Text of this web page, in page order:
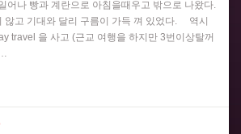
어나 빵과 계란으로 아침을때우고 밖으로 나왔다.
않고 기대와 달리 구름이 가득 껴 있었다. 역시
travel 을 사고 (근교 여행을 하지만 3번이상탈꺼